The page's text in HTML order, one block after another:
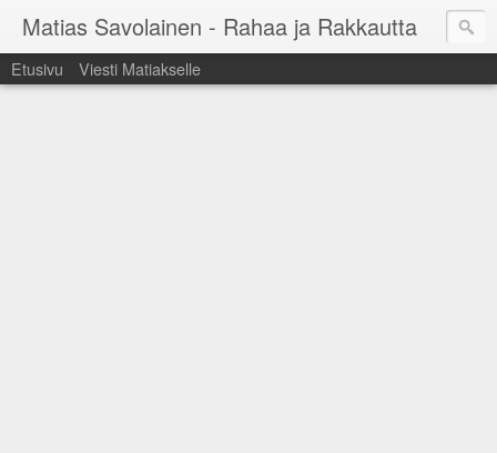
Matias Savolainen - Rahaa ja Rakkautta
Etusivu Viesti Matiakselle